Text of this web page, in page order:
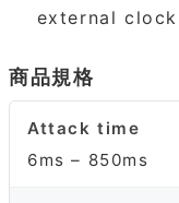
external
商品規格
Attack time
6ms – 850ms